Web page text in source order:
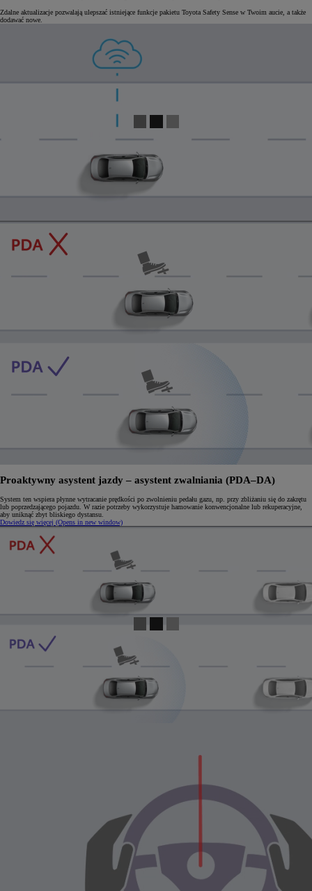
Zdalne aktualizacje pozwalają ulepszać istniejące funkcje pakietu Toyota Safety Sense w Twoim aucie, a także
dodawać nowe.
0:05 / 0:24
Proaktywny asystent jazdy – asystent zwalniania (PDA–DA)
System ten wspiera płynne wytracanie prędkości po zwolnieniu pedału gazu, np. przy zbliżaniu się do zakrętu
lub poprzedzającego pojazdu. W razie potrzeby wykorzystuje hamowanie konwencjonalne lub rekuperacyjne,
aby uniknąć zbyt bliskiego dystansu.
Dowiedz się więcej (Opens in new window)
0:05 / 0:13